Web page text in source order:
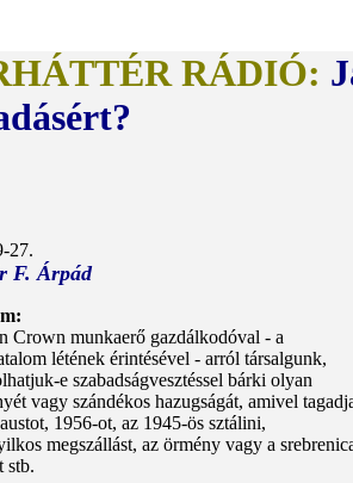
RÁDIÓ:
27.
F. Árpád
Crown munkaerő gazdálkodóval - a
létének érintésével - arról társalgunk,
e szabadságvesztéssel bárki olyan
vagy szándékos hazugságát, amivel
1956-ot, az 1945-ös sztálini,
megszállást, az örmény vagy a
stb.